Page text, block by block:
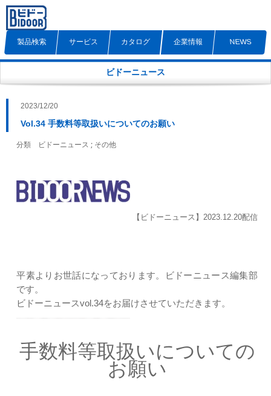
製品検索 サービス カタログ 企業情報 NEWS
ビドーニュース
2023/12/20
Vol.34 手数料等取扱いについてのお願い
分類 ビドーニュース ; その他
【ビドーニュース】2023.12.20配信
平素よりお世話になっております。ビドーニュース編集部
です。
ビドーニュースvol.34をお届けさせていただきます。
手数料等取扱いについての
お願い